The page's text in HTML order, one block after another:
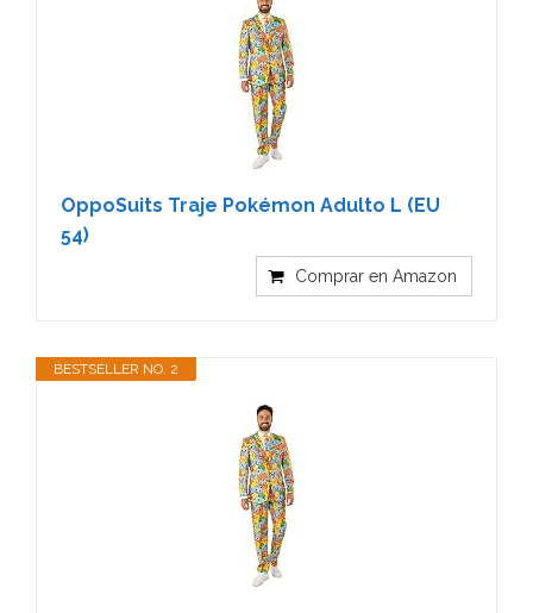
OppoSuits Traje Pokémon Adulto L (EU
54)
Comprar en Amazon
BESTSELLER NO. 2